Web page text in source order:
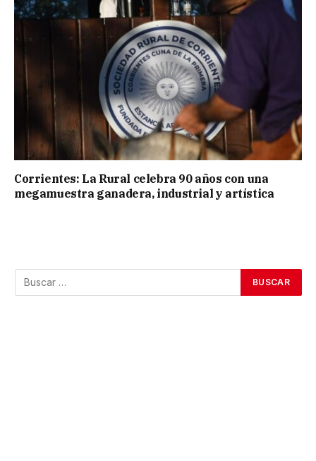
Corrientes: La Rural celebra 90 años con una
megamuestra ganadera, industrial y artística